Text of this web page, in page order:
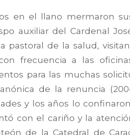
en el llano mermaron
auxiliar del Cardenal
pastoral de la salud,
frecuencia a las
para las muchas
de la renuncia
y los años lo
con el cariño y la
de la Catedral de